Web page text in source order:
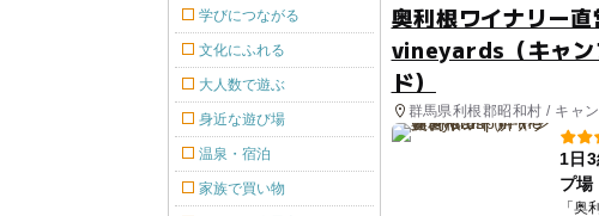
奥利根ワイナリー
vineyards（キャン
ド）
群馬県利根郡昭和村 / キャ
1日
プ場
「
学びにつながる
文化にふれる
大人数で遊ぶ
身近な遊び場
温泉・宿泊
家族で買い物